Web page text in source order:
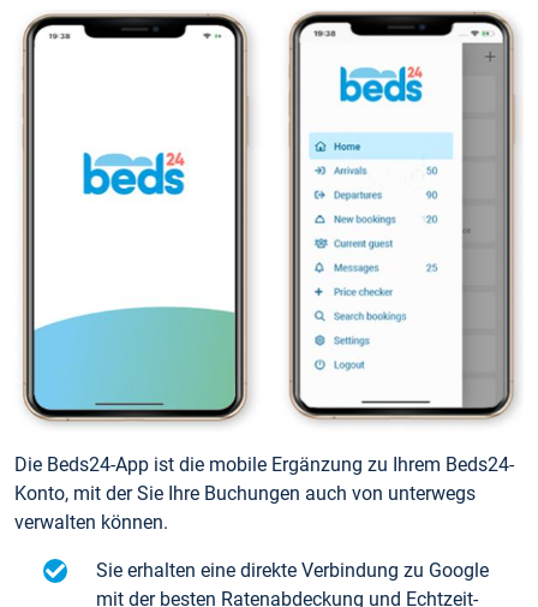
Die Beds24-App ist die mobile Ergänzung zu Ihrem Beds24-
Konto, mit der Sie Ihre Buchungen auch von unterwegs
verwalten können.
Sie erhalten eine direkte Verbindung zu Google
mit der besten Ratenabdeckung und Echtzeit-